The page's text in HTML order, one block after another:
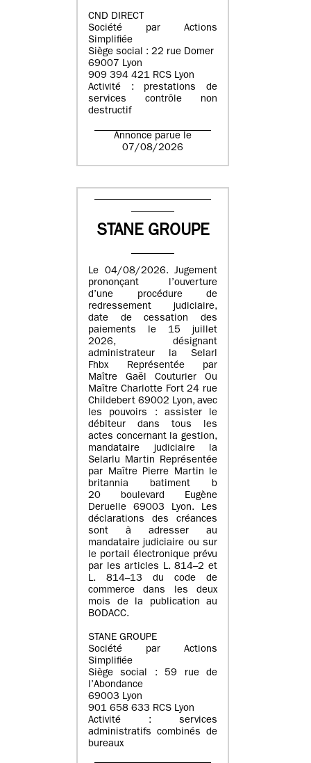
CND DIRECT
Société par Actions
Simplifiée
Siège social : 22 rue Domer
69007 Lyon
909 394 421 RCS Lyon
Activité : prestations de
services contrôle non
destructif
Annonce parue le
07/08/2026
STANE GROUPE
Le 04/08/2026. Jugement
prononçant l’ouverture
d’une procédure de
redressement judiciaire,
date de cessation des
paiements le 15 juillet
2026, désignant
administrateur la Selarl
Fhbx Représentée par
Maître Gaël Couturier Ou
Maître Charlotte Fort 24 rue
Childebert 69002 Lyon, avec
les pouvoirs : assister le
débiteur dans tous les
actes concernant la gestion,
mandataire judiciaire la
Selarlu Martin Représentée
par Maître Pierre Martin le
britannia batiment b
20 boulevard Eugène
Deruelle 69003 Lyon. Les
déclarations des créances
sont à adresser au
mandataire judiciaire ou sur
le portail électronique prévu
par les articles L. 814–2 et
L. 814–13 du code de
commerce dans les deux
mois de la publication au
BODACC.
STANE GROUPE
Société par Actions
Simplifiée
Siège social : 59 rue de
l’Abondance
69003 Lyon
901 658 633 RCS Lyon
Activité : services
administratifs combinés de
bureaux